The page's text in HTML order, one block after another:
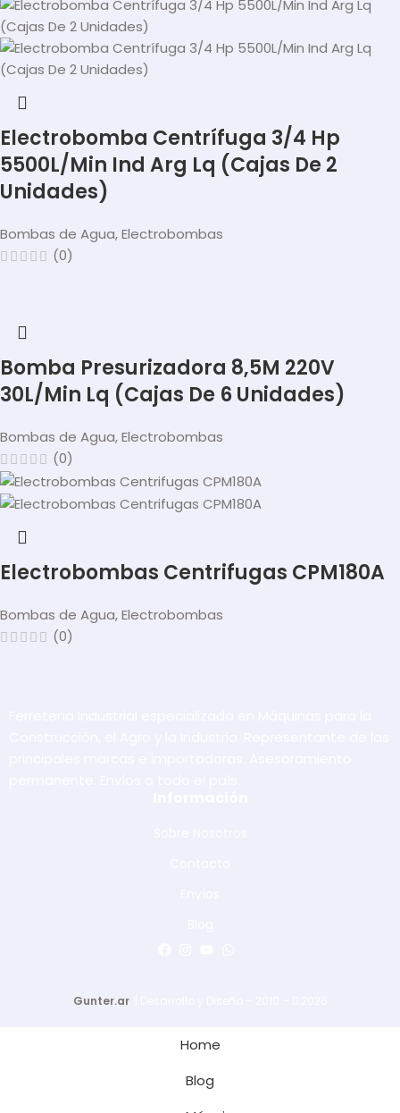
Electrobomba Centrífuga 3/4 Hp
5500L/Min Ind Arg Lq (Cajas De 2
Unidades)
Bombas de Agua,Electrobombas
(0)
Bomba Presurizadora 8,5M 220V
30L/Min Lq (Cajas De 6 Unidades)
Bombas de Agua,Electrobombas
(0)
Electrobombas Centrifugas CPM180A
Bombas de Agua,Electrobombas
(0)
Gunter.ar| Desarrollo y Diseño – 2010 –
Home
Blog